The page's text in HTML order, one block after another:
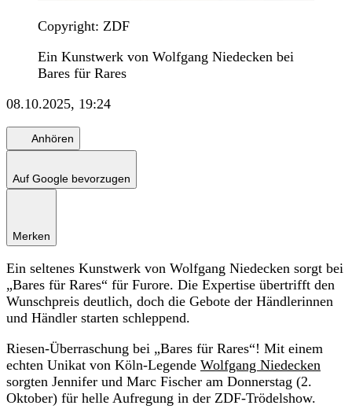
Copyright: ZDF
Ein Kunstwerk von Wolfgang Niedecken bei
Bares für Rares
08.10.2025, 19:24
Anhören
Auf Google bevorzugen
Merken
Ein seltenes Kunstwerk von Wolfgang Niedecken sorgt bei
„Bares für Rares“ für Furore. Die Expertise übertrifft den
Wunschpreis deutlich, doch die Gebote der Händlerinnen
und Händler starten schleppend.
Riesen-Überraschung bei „Bares für Rares“! Mit einem
echten Unikat von Köln-Legende Wolfgang Niedecken
sorgten Jennifer und Marc Fischer am Donnerstag (2.
Oktober) für helle Aufregung in der ZDF-Trödelshow.